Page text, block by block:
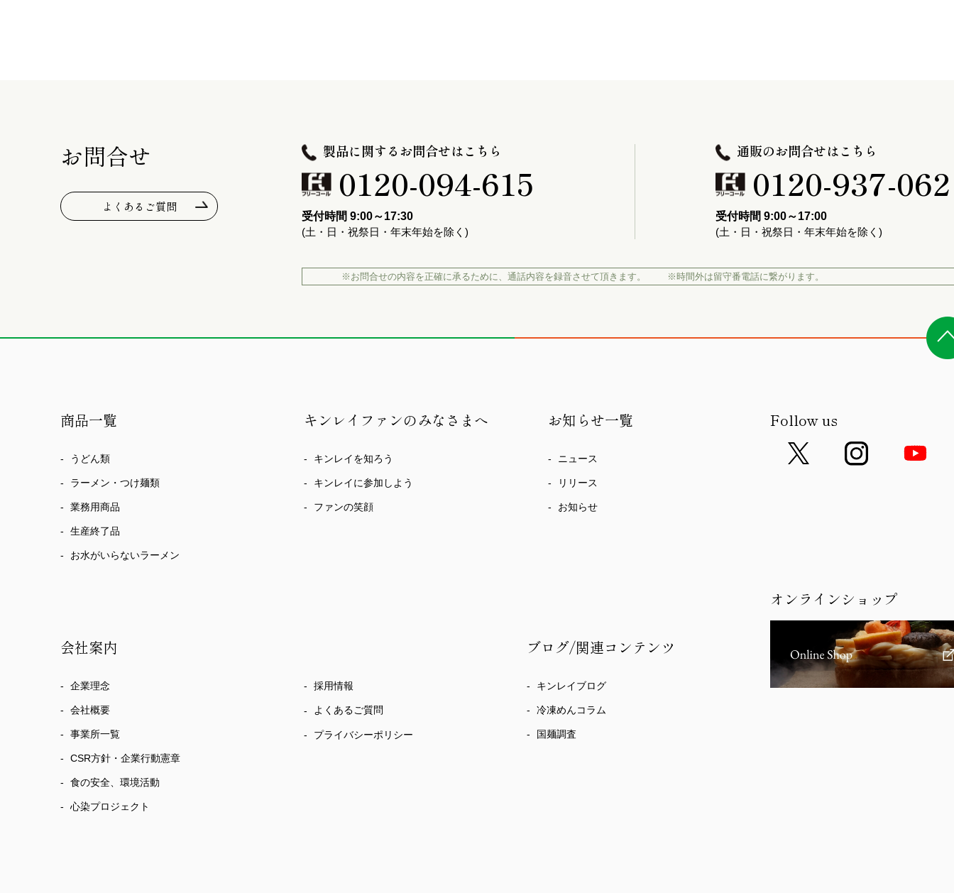
お問合せ
よくあるご質問
製品に関するお問合せはこちら
0120-094-615
受付時間 9:00～17:30
(土・日・祝祭日・年末年始を除く)
通販のお問合せはこちら
0120-937-062
受付時間 9:00～17:00
(土・日・祝祭日・年末年始を除く)
※お問合せの内容を正確に承るために、 通話内容を録音させて頂きます。 ※時間外は留守番電話に繋がります。
商品一覧
うどん類
ラーメン・つけ麺類
業務用商品
生産終了品
お水がいらないラーメン
キンレイファンのみなさまへ
キンレイを知ろう
キンレイに参加しよう
ファンの笑顔
お知らせ一覧
ニュース
リリース
お知らせ
会社案内
企業理念
会社概要
事業所一覧
CSR方針・企業行動憲章
食の安全、環境活動
心染プロジェクト
採用情報
よくあるご質問
プライバシーポリシー
ブログ/関連コンテンツ
キンレイブログ
冷凍めんコラム
国麺調査
Follow us
オンラインショップ